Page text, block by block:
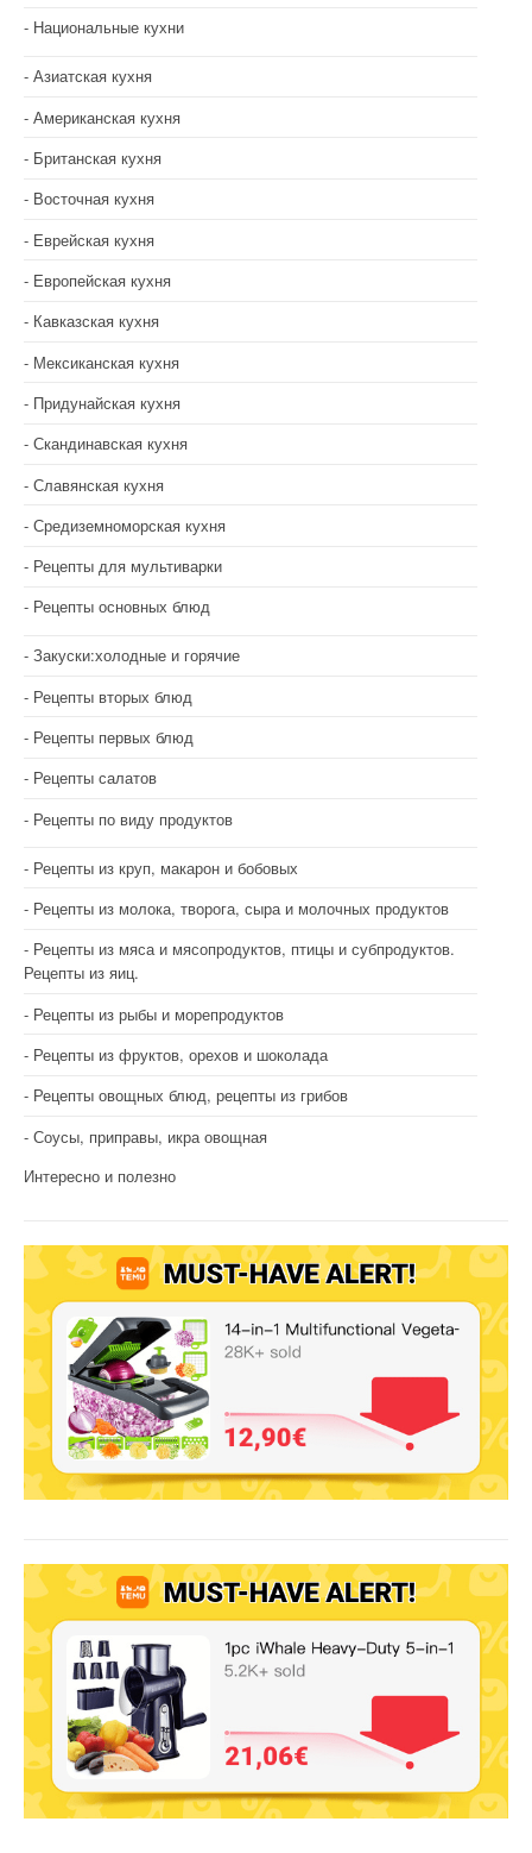
Национальные кухни
Азиатская кухня
Американская кухня
Британская кухня
Восточная кухня
Еврейская кухня
Европейская кухня
Кавказская кухня
Мексиканская кухня
Придунайская кухня
Скандинавская кухня
Славянская кухня
Средиземноморская кухня
Рецепты для мультиварки
Рецепты основных блюд
Закуски:холодные и горячие
Рецепты вторых блюд
Рецепты первых блюд
Рецепты салатов
Рецепты по виду продуктов
Рецепты из круп, макарон и бобовых
Рецепты из молока, творога, сыра и молочных продуктов
Рецепты из мяса и мясопродуктов, птицы и субпродуктов.
Рецепты из яиц.
Рецепты из рыбы и морепродуктов
Рецепты из фруктов, орехов и шоколада
Рецепты овощных блюд, рецепты из грибов
Соусы, приправы, икра овощная
Интересно и полезно